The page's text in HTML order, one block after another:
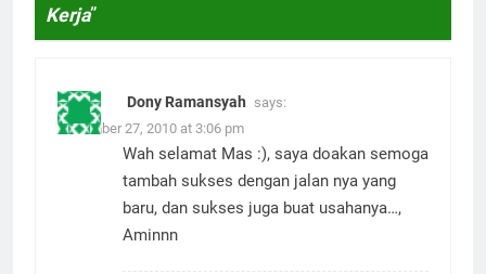
Kerja”
Dony Ramansyah says:
December 27, 2010 at 3:06 pm
Wah selamat Mas :), saya doakan semoga
tambah sukses dengan jalan nya yang
baru, dan sukses juga buat usahanya…,
Aminnn